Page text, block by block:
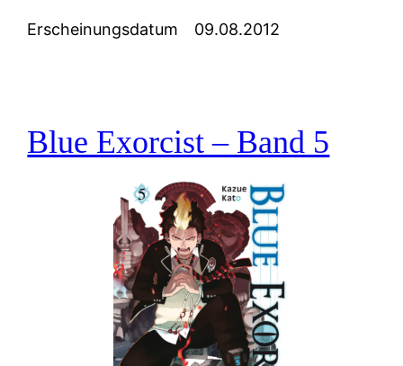
Erscheinungsdatum 09.08.2012
Blue Exorcist – Band 5